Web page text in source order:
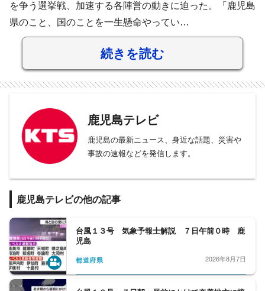
を争う選挙戦、加速する各陣営の動きに迫った。「鹿児島
県のこと、国のことを一生懸命やってい…
続きを読む
鹿児島テレビ
鹿児島の最新ニュース、身近な話題、災害や
事故の速報などを発信します。
鹿児島テレビの他の記事
台風１３号 気象予報士解説 ７日午前０時 鹿
児島
都道府県 2026年8月7日